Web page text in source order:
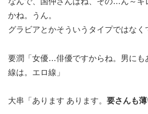
かね。うん。
グラビアとかそういうタイプではなく
要潤「女優…俳優ですからね。男にも
線は。エロ線」
大串「あります あります。 要さんも